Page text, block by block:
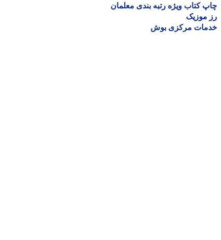
کتاب ویژه رتبه بندی معلمان
موزیک
مرکزی بوش